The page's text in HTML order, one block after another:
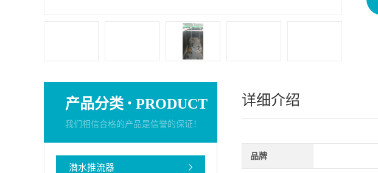
产品分类 · PRODUCT
我们相信合格的产品是信誉的保证！
潜水推流器
详细介绍
品牌